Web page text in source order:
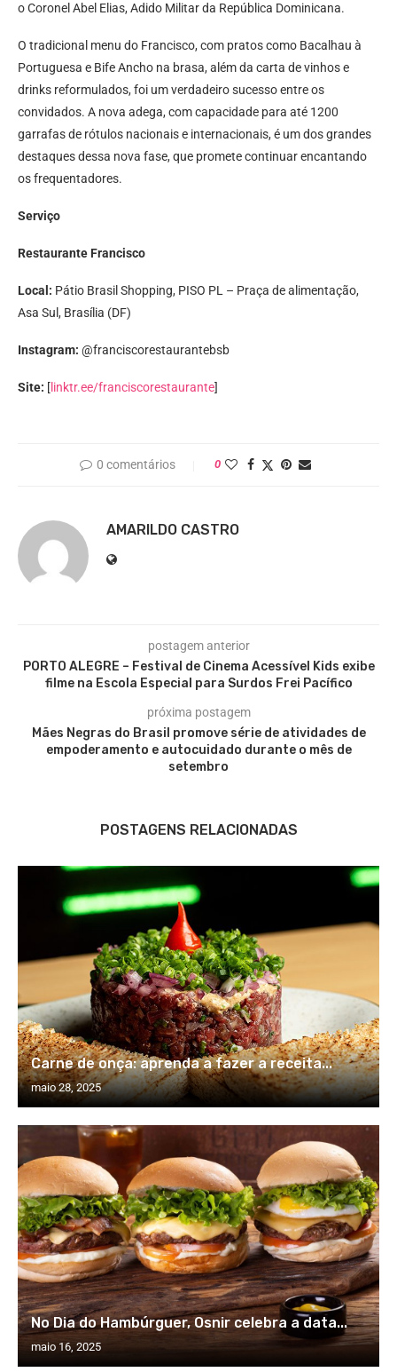
o Coronel Abel Elias, Adido Militar da República Dominicana.
O tradicional menu do Francisco, com pratos como Bacalhau à
Portuguesa e Bife Ancho na brasa, além da carta de vinhos e
drinks reformulados, foi um verdadeiro sucesso entre os
convidados. A nova adega, com capacidade para até 1200
garrafas de rótulos nacionais e internacionais, é um dos grandes
destaques dessa nova fase, que promete continuar encantando
os frequentadores.
Serviço
Restaurante Francisco
Local: Pátio Brasil Shopping, PISO PL – Praça de alimentação,
Asa Sul, Brasília (DF)
Instagram: @franciscorestaurantebsb
Site: [ linktr.ee/franciscorestaurante]
0 comentários 0
AMARILDO CASTRO
postagem anterior
PORTO ALEGRE – Festival de Cinema Acessível Kids exibe
filme na Escola Especial para Surdos Frei Pacífico
próxima postagem
Mães Negras do Brasil promove série de atividades de
empoderamento e autocuidado durante o mês de
setembro
POSTAGENS RELACIONADAS
Carne de onça: aprenda a fazer a receita...
maio 28, 2025
No Dia do Hambúrguer, Osnir celebra a data...
maio 16, 2025